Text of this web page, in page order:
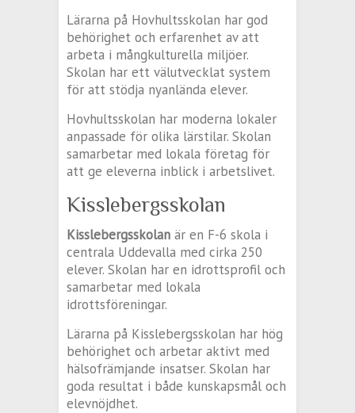
Lärarna på Hovhultsskolan har god
behörighet och erfarenhet av att
arbeta i mångkulturella miljöer.
Skolan har ett välutvecklat system
för att stödja nyanlända elever.
Hovhultsskolan har moderna lokaler
anpassade för olika lärstilar. Skolan
samarbetar med lokala företag för
att ge eleverna inblick i arbetslivet.
Kisslebergsskolan
Kisslebergsskolan är en F-6 skola i
centrala Uddevalla med cirka 250
elever. Skolan har en idrottsprofil och
samarbetar med lokala
idrottsföreningar.
Lärarna på Kisslebergsskolan har hög
behörighet och arbetar aktivt med
hälsofrämjande insatser. Skolan har
goda resultat i både kunskapsmål och
elevnöjdhet.